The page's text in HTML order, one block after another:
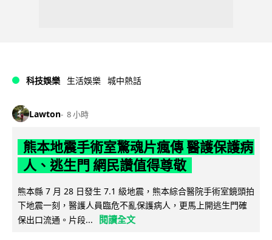
科技娛樂 生活娛樂 城中熱話
Lawton 8 小時
熊本地震手術室驚魂片瘋傳 醫護保護病
人、逃生門 網民讚值得尊敬
熊本縣 7 月 28 日發生 7.1 級地震，熊本綜合醫院手術室鏡頭拍
下地震一刻，醫護人員臨危不亂保護病人，更馬上開逃生門確
保出口流通。片段...
閱讀全文